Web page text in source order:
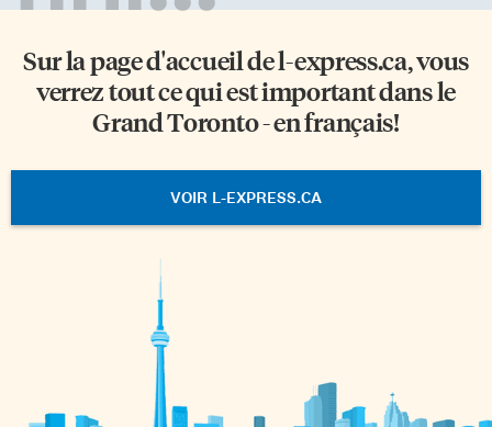
Sur la page d'accueil del-express.ca, vous
verrez tout ce qui est important dans le
Grand Toronto - en français!
VOIR L-EXPRESS.CA